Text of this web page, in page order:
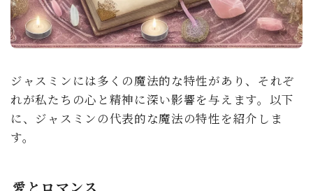
ジャスミンには多くの魔法的な特性があり、それぞ
れが私たちの心と精神に深い影響を与えます。以下
に、ジャスミンの代表的な魔法の特性を紹介しま
す。
愛とロマンス